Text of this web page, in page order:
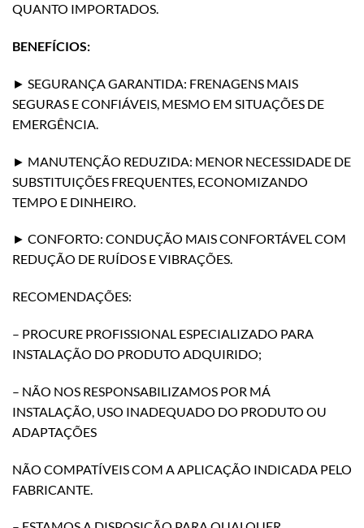
QUANTO IMPORTADOS.
BENEFÍCIOS:
► SEGURANÇA GARANTIDA: FRENAGENS MAIS
SEGURAS E CONFIÁVEIS, MESMO EM SITUAÇÕES DE
EMERGÊNCIA.
► MANUTENÇÃO REDUZIDA: MENOR NECESSIDADE DE
SUBSTITUIÇÕES FREQUENTES, ECONOMIZANDO
TEMPO E DINHEIRO.
► CONFORTO: CONDUÇÃO MAIS CONFORTÁVEL COM
REDUÇÃO DE RUÍDOS E VIBRAÇÕES.
RECOMENDAÇÕES:
– PROCURE PROFISSIONAL ESPECIALIZADO PARA
INSTALAÇÃO DO PRODUTO ADQUIRIDO;
– NÃO NOS RESPONSABILIZAMOS POR MÁ
INSTALAÇÃO, USO INADEQUADO DO PRODUTO OU
ADAPTAÇÕES
NÃO COMPATÍVEIS COM A APLICAÇÃO INDICADA PELO
FABRICANTE.